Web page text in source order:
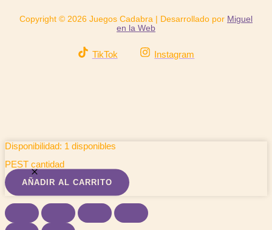
Copyright © 2026 Juegos Cadabra | Desarrollado por Miguel
en la Web
TikTok Instagram
Disponibilidad: 1 disponibles
PEST cantidad
AÑADIR AL CARRITO